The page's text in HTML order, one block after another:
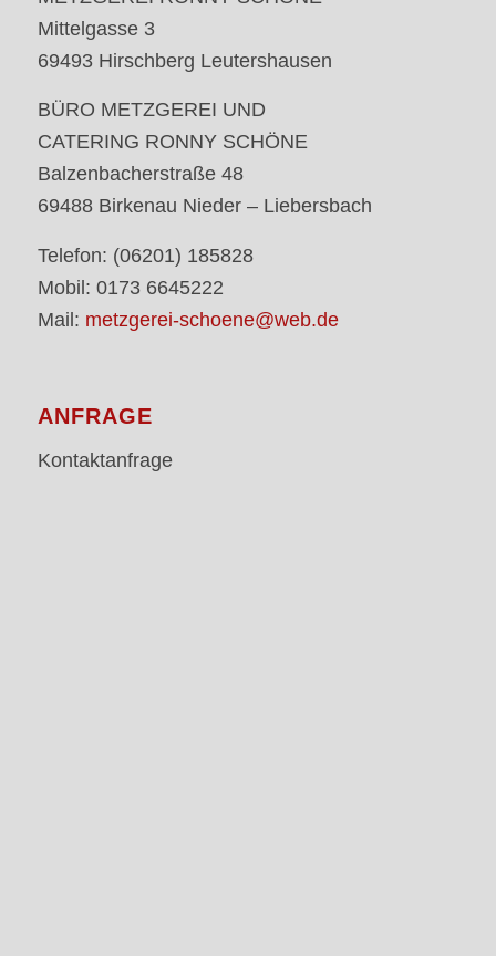
Mittelgasse 3
69493 Hirschberg Leutershausen
BÜRO METZGEREI UND
CATERING RONNY SCHÖNE
Balzenbacherstraße 48
69488 Birkenau Nieder – Liebersbach
Telefon: (06201) 185828
Mobil: 0173 6645222
Mail: metzgerei-schoene@web.de
ANFRAGE
Kontaktanfrage